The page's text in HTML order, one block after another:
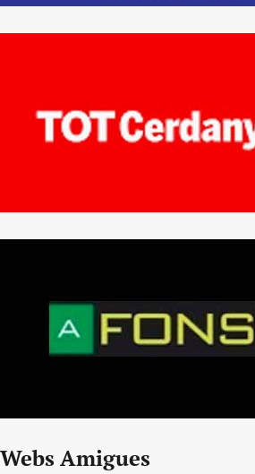
Webs Amigues